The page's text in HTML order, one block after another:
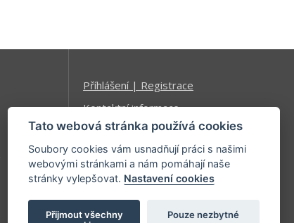
Příhlášení | Registrace
Kontaktní informace
Mapa stránek
Tato webová stránka používá cookies
Soubory cookies vám usnadňují práci s našimi
webovými stránkami a nám pomáhají naše
stránky vylepšovat. Nastavení cookies
Přijmout všechny
Pouze nezbytné